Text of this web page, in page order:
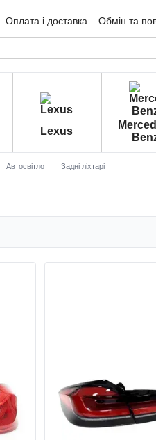
Оплата і доставка Обмін та
Відгуки про магазин
Lexus
Автосвітло Задні ліхтарі